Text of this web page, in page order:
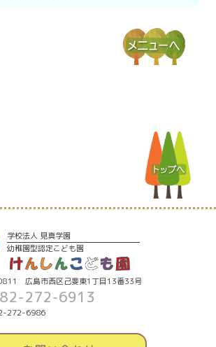
学校法人 見真学園
幼稚園型認定こども園
広島市西区己斐東1丁目13番33号
272-6913
272-6986